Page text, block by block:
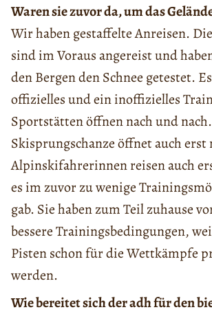
Waren sie zuvor da, um das
Wir haben gestaffelte Anreisen.
sind im Voraus angereist und
den Bergen den Schnee getestet.
offizielles und ein inoffizielles
Sportstätten öffnen nach und
Skisprungschanze öffnet auch
Alpinskifahrerinnen reisen auch
es im zuvor zu wenige
gab. Sie haben zum Teil zuhause
bessere Trainingsbedingungen,
Pisten schon für die Wettkämpfe
werden.
Wie bereitet sich der adh für den